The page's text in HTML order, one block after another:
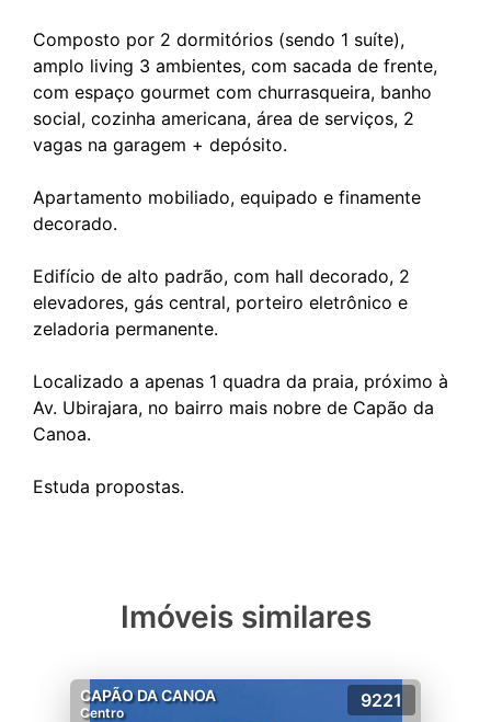
Composto por 2 dormitórios (sendo 1 suíte),
amplo living 3 ambientes, com sacada de frente,
com espaço gourmet com churrasqueira, banho
social, cozinha americana, área de serviços, 2
vagas na garagem + depósito.
Apartamento mobiliado, equipado e finamente
decorado.
Edifício de alto padrão, com hall decorado, 2
elevadores, gás central, porteiro eletrônico e
zeladoria permanente.
Localizado a apenas 1 quadra da praia, próximo à
Av. Ubirajara, no bairro mais nobre de Capão da
Canoa.
Imóveis similares
CAPÃO DA CANOA
Centro
9221